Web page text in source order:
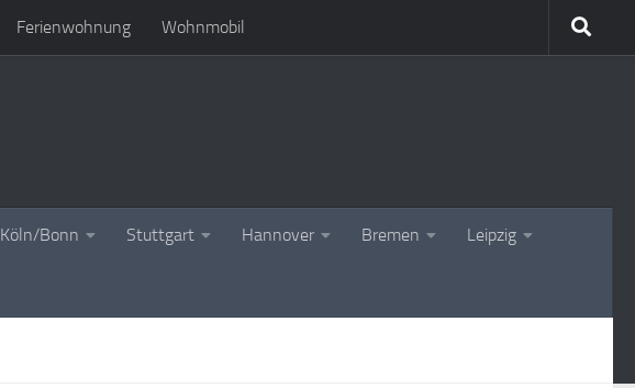
Ferienwohnung Wohnmobil
Köln/Bonn Stuttgart Hannover Bremen Leipzig